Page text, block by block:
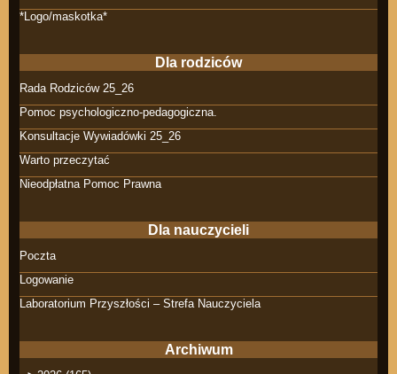
*Logo/maskotka*
Dla rodziców
Rada Rodziców 25_26
Pomoc psychologiczno-pedagogiczna.
Konsultacje Wywiadówki 25_26
Warto przeczytać
Nieodpłatna Pomoc Prawna
Dla nauczycieli
Poczta
Logowanie
Laboratorium Przyszłości – Strefa Nauczyciela
Archiwum